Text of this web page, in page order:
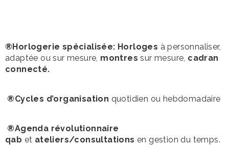
®Horlogerie spécialisée: Horloges à personnaliser,
adaptée ou sur mesure, montressur mesure, cadran
connecté.
®Cycles d’organisation quotidien ou hebdomadaire
®Agenda révolutionnaire
qab et ateliers/consultations en gestion du temps.